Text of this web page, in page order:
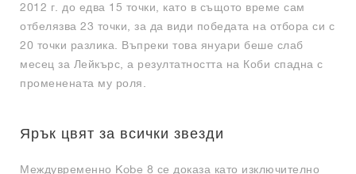
2012 г. до едва 15 точки, като в същото време сам
отбелязва 23 точки, за да види победата на отбора си с
20 точки разлика. Въпреки това януари беше слаб
месец за Лейкърс, а резултатността на Коби спадна с
променената му роля.
Ярък цвят за всички звезди
Междувременно Kobe 8 се доказа като изключително